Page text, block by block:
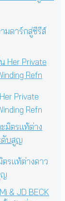
มดาร์กสู่ซีรีส์
Private
Refn
ตรแท้ต่างดาว
ญ